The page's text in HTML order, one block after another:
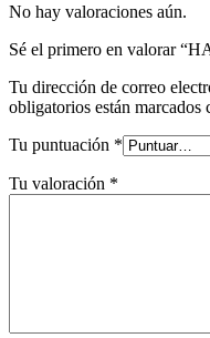
No hay valoraciones aún.
Sé el primero en valorar
Tu dirección de correo
obligatorios están marcados
Tu puntuación *
Tu valoración *